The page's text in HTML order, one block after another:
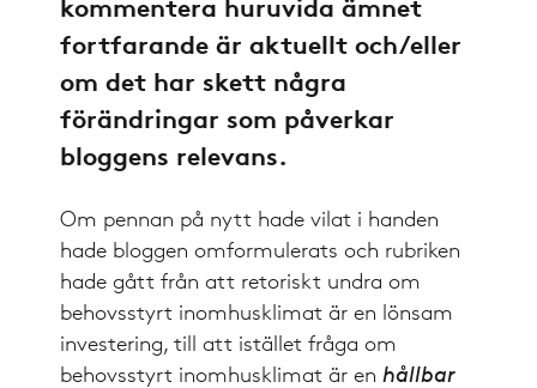
kommentera huruvida ämnet
fortfarande är aktuellt och/eller
om det har skett några
förändringar som påverkar
bloggens relevans.
Om pennan på nytt hade vilat i handen
hade bloggen omformulerats och rubriken
hade gått från att retoriskt undra om
behovsstyrt inomhusklimat är en lönsam
investering, till att istället fråga om
behovsstyrt inomhusklimat är en hållbar